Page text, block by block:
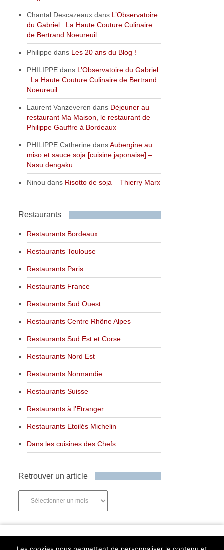
Chantal Descazeaux dans L’Observatoire
du Gabriel : La Haute Couture Culinaire
de Bertrand Noeureuil
Philippe dans Les 20 ans du Blog !
PHILIPPE dans L’Observatoire du Gabriel
: La Haute Couture Culinaire de Bertrand
Noeureuil
Laurent Vanzeveren dans Déjeuner au
restaurant Ma Maison, le restaurant de
Philippe Gauffre à Bordeaux
PHILIPPE Catherine dansAubergine au
miso et sauce soja [cuisine japonaise] –
Nasu dengaku
Ninou dans Risotto de soja – Thierry Marx
Restaurants
Restaurants Bordeaux
Restaurants Toulouse
Restaurants Paris
Restaurants France
Restaurants Sud Ouest
Restaurants Centre Rhône Alpes
Restaurants Sud Est et Corse
Restaurants Nord Est
Restaurants Normandie
Restaurants Suisse
Restaurants à l’Etranger
Restaurants Etoilés Michelin
Dans les cuisines des Chefs
Retrouver un article